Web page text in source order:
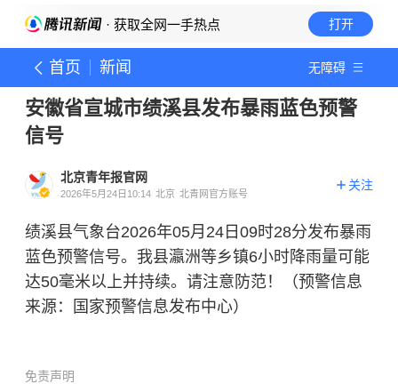
· 获取全网一手热点 打开
首页 新闻 无障碍
安徽省宣城市绩溪县发布暴雨蓝色预警
信号
北京青年报官网
2026年5月24日10:14 北京 北青网官方账号
关注
绩溪县气象台2026年05月24日09时28分发布暴雨
蓝色预警信号。我县瀛洲等乡镇6小时降雨量可能
达50毫米以上并持续。请注意防范！（预警信息
来源：国家预警信息发布中心）
免责声明